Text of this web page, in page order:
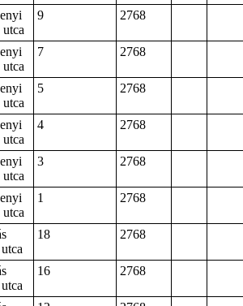
9 2768
7 2768
5 2768
4 2768
3 2768
1 2768
18 2768
16 2768